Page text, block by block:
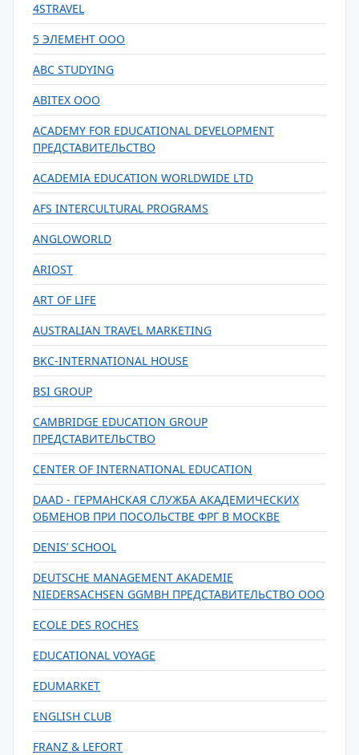
4STRAVEL
5 ЭЛЕМЕНТ ООО
ABC STUDYING
ABITEX ООО
ACADEMY FOR EDUCATIONAL DEVELOPMENT
ПРЕДСТАВИТЕЛЬСТВО
ACADEMIA EDUCATION WORLDWIDE LTD
AFS INTERCULTURAL PROGRAMS
ANGLOWORLD
ARIOST
ART OF LIFE
AUSTRALIAN TRAVEL MARKETING
BKC-INTERNATIONAL HOUSE
BSI GROUP
CAMBRIDGE EDUCATION GROUP
ПРЕДСТАВИТЕЛЬСТВО
CENTER OF INTERNATIONAL EDUCATION
DAAD - ГЕРМАНСКАЯ СЛУЖБА АКАДЕМИЧЕСКИХ
ОБМЕНОВ ПРИ ПОСОЛЬСТВЕ ФРГ В МОСКВЕ
DENIS’ SCHOOL
DEUTSCHE MANAGEMENT AKADEMIE
NIEDERSACHSEN GGMBH ПРЕДСТАВИТЕЛЬСТВО ООО
ECOLE DES ROCHES
EDUCATIONAL VOYAGE
EDUMARKET
ENGLISH CLUB
FRANZ & LEFORT